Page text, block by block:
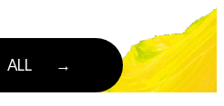
ALL →